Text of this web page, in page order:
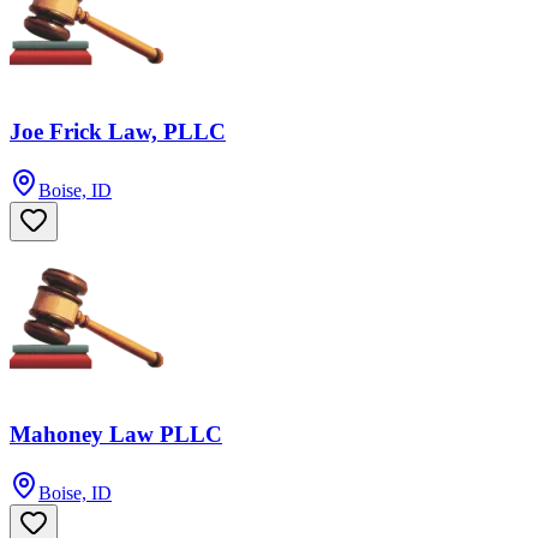
Joe Frick Law, PLLC
Boise, ID
Mahoney Law PLLC
Boise, ID